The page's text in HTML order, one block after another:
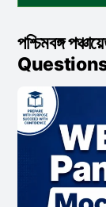
পশ্চিমবঙ্গ